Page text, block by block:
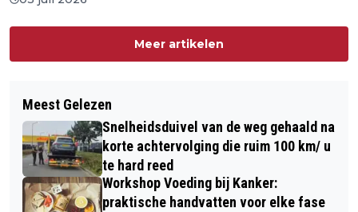
Meer artikelen
Meest Gelezen
Snelheidsduivel van de weg gehaald na
korte achtervolging die ruim 100 km/ u
te hard reed
Workshop Voeding bij Kanker:
praktische handvatten voor elke fase